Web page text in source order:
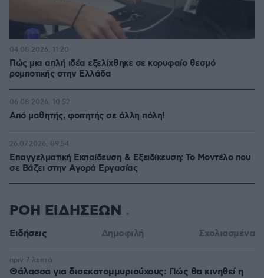
Πώς μια απλή ιδέα εξελίχθηκε σε κορυφαίο θεσμό
ρομποτικής στην Ελλάδα
04.08.2026, 11:20
Από μαθητής, φοιτητής σε άλλη πόλη!
06.08.2026, 10:52
Επαγγελματική Εκπαίδευση & Εξειδίκευση: Το Mοντέλο που
σε Bάζει στην Aγορά Eργασίας
26.07.2026, 09:54
ΡΟΗ ΕΙΔΗΣΕΩΝ
Ειδήσεις Δημοφιλή Σχολιασμένα
Θάλασσα για δισεκατομμυριούχους: Πώς θα κινηθεί η
πριν 7 λεπτά